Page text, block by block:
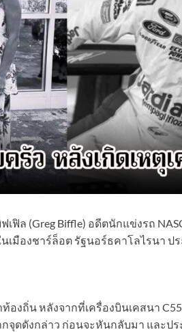
เฟิล (Greg Biffle) อดีตนักแข่งรถ
เมืองชาร์ล็อต รัฐนอร์ธคาโลไรนา ป
ท้องถิ่น หลังจากที่เครื่องบินเคสนา
จุดดังกล่าว ก่อนจะหันกลับมา และป